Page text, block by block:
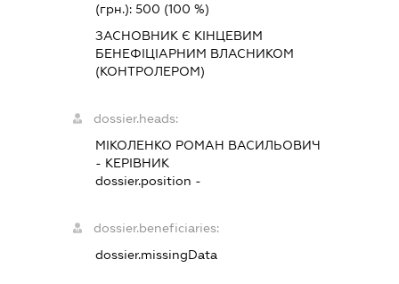
(грн.): 500 (100 %)
ЗАСНОВНИК Є КІНЦЕВИМ
БЕНЕФІЦІАРНИМ ВЛАСНИКОМ
(КОНТРОЛЕРОМ)
dossier.heads:
МІКОЛЕНКО РОМАН ВАСИЛЬОВИЧ
- КЕРІВНИК
dossier.position -
dossier.beneficiaries:
dossier.missingData